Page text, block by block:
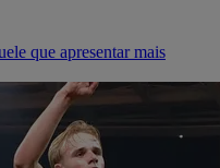
que apresentar mais